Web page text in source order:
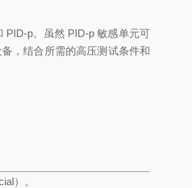
p。虽然 PID-p 敏感单元可
，结合所需的高压测试条件和
）。